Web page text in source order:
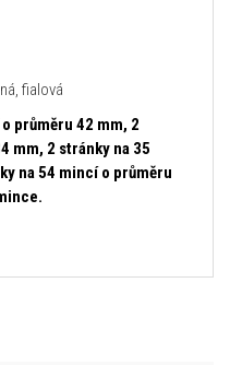
fialová
průměru 42 mm, 2
mm, 2 stránky na 35
na 54 mincí o průměru